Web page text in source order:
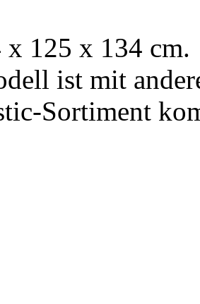
x 125 x 134 cm.
ist mit
Sortiment